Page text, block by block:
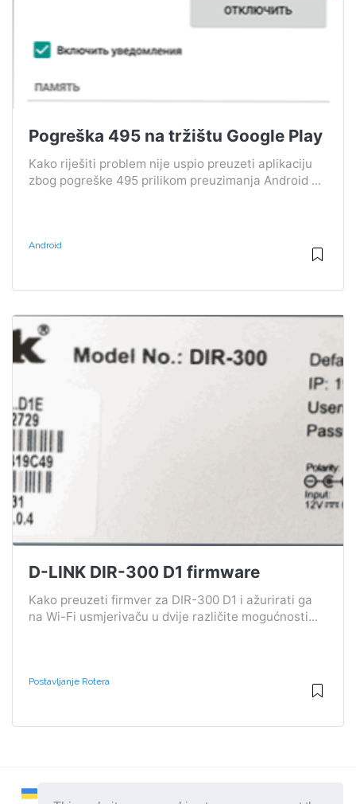
Pogreška 495 na tržištu Google Play
Kako riješiti problem nije uspio preuzeti aplikaciju
zbog pogreške 495 prilikom preuzimanja Android ...
Android
D-LINK DIR-300 D1 firmware
Kako preuzeti firmver za DIR-300 D1 i ažurirati ga
na Wi-Fi usmjerivaču u dvije različite mogućnosti...
Postavljanje Rotera